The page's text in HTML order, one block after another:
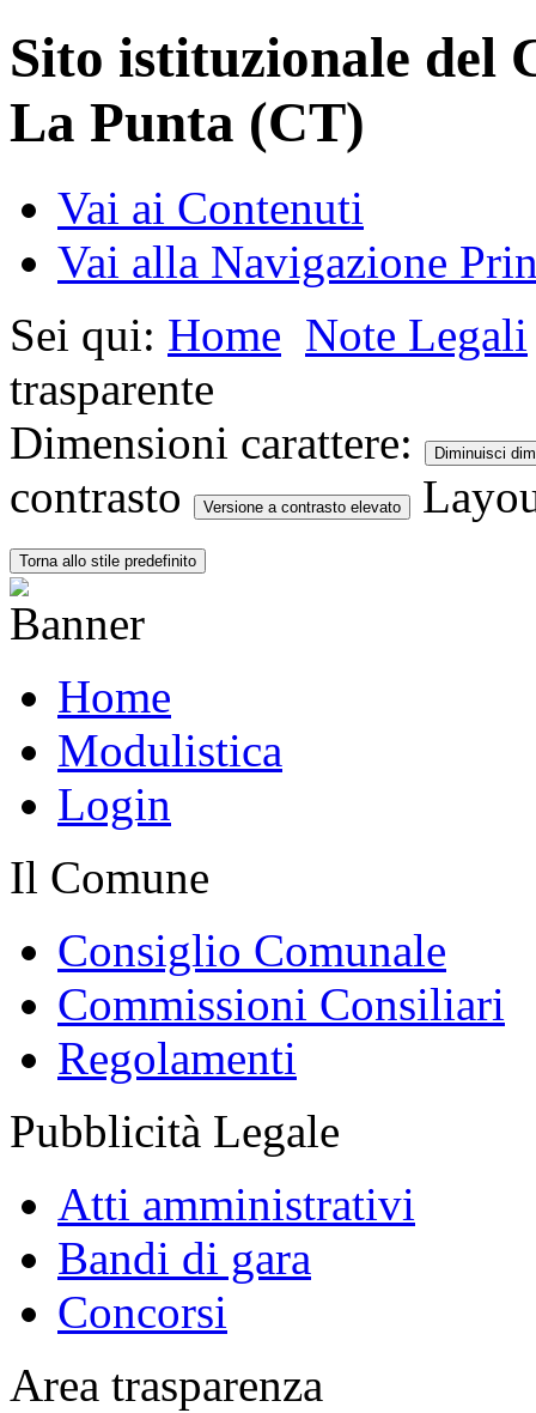
Sito istituzionale del
La Punta (CT)
Vai ai Contenuti
Vai alla Navigazione
Sei qui: Home Note Legali
trasparente
Dimensioni carattere:
Diminuisci
contrasto Versione a contrasto elevato
Torna allo stile predefinito
Home
Modulistica
Login
Il Comune
Consiglio Comunale
Commissioni Consiliari
Regolamenti
Pubblicità Legale
Atti amministrativi
Bandi di gara
Concorsi
Area trasparenza